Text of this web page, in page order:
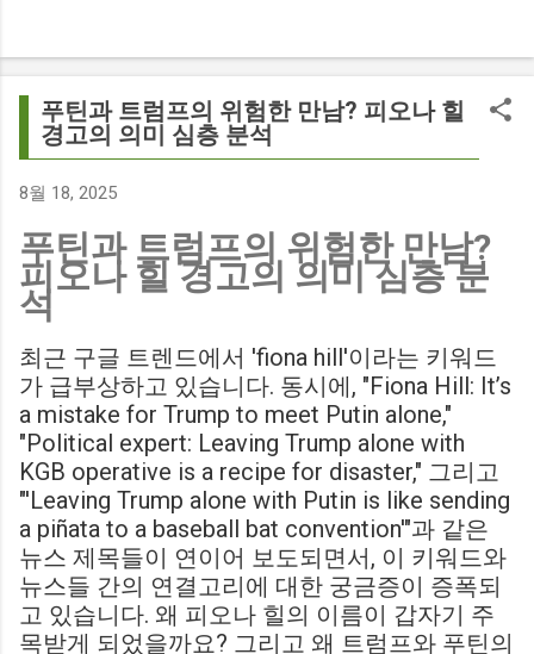
다음과 같습니다. The 9 players set to miss Southampton v
Birmingham City ft £7m striker Damion Downs : 사우스햄튼과
버밍엄 시티 경기에서 총 9명의 선수가 결장할 예정이며, 특히
700만 파운드 스트라이커 데미언 다운스의 결장은 사우스햄튼
Birmingham City LIVE Score Updates in EFL Championship
Match : 경기 당일 실시간 스코어 업데이트를 제공하는 뉴스로,
팬들의 높은 관심도를 반영합니다. Chris Davies: Birmingham
City boss says his side have to try to "be themselves" away
from home : 버밍엄 시티의 크리스 데이비스 감독은 원정 경기
에서 팀 고유의 색깔을 유지하는 것이 중요하다고 강조했습니
다. ...
푸틴과 트럼프의 위험한 만남? 피오나 힐
경고의 의미 심층 분석
8월 18, 2025
푸틴과 트럼프의 위험한 만남?
피오나 힐 경고의 의미 심층 분
석
최근 구글 트렌드에서 'fiona hill'이라는 키워드
가 급부상하고 있습니다. 동시에, "Fiona Hill: It’s
a mistake for Trump to meet Putin alone,"
"Political expert: Leaving Trump alone with
KGB operative is a recipe for disaster," 그리고
"'Leaving Trump alone with Putin is like sending
a piñata to a baseball bat convention'"과 같은
뉴스 제목들이 연이어 보도되면서, 이 키워드와
뉴스들 간의 연결고리에 대한 궁금증이 증폭되
고 있습니다. 왜 피오나 힐의 이름이 갑자기 주
목받게 되었을까요? 그리고 왜 트럼프와 푸틴의